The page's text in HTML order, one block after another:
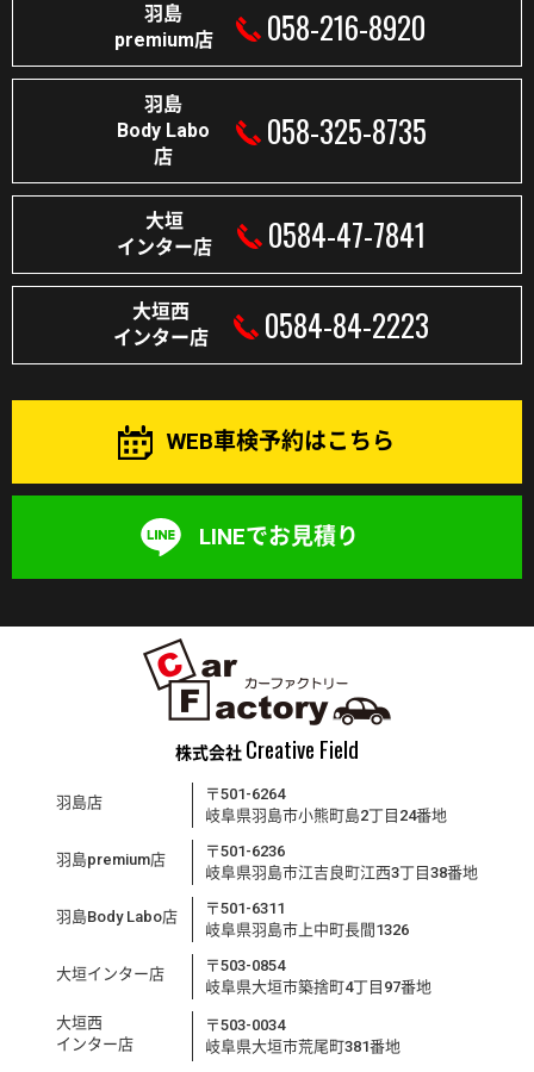
羽島
premium店
058-216-8920
羽島
Body Labo
店
058-325-8735
大垣
インター店
0584-47-7841
大垣西
インター店
0584-84-2223
WEB車検予約はこちら
LINEでお見積り
株式会社 Creative Field
羽島店
〒501-6264
岐阜県羽島市小熊町島2丁目24番地
羽島premium店
〒501-6236
岐阜県羽島市江吉良町江西3丁目38番地
羽島Body Labo店
〒501-6311
岐阜県羽島市上中町長間1326
大垣インター店
〒503-0854
岐阜県大垣市築捨町4丁目97番地
大垣西
インター店
〒503-0034
岐阜県大垣市荒尾町381番地